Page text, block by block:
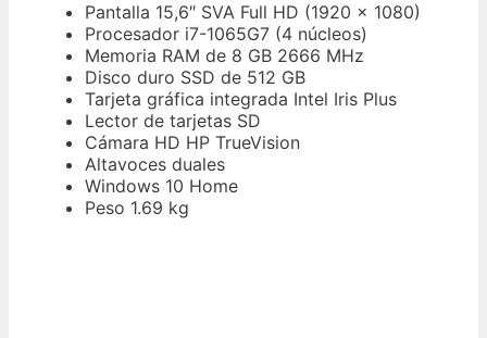
Pantalla 15,6″ SVA Full HD (1920 x 1080)
Procesador i7-1065G7 (4 núcleos)
Memoria RAM de 8 GB 2666 MHz
Disco duro SSD de 512 GB
Tarjeta gráfica integrada Intel Iris Plus
Lector de tarjetas SD
Cámara HD HP TrueVision
Altavoces duales
Windows 10 Home
Peso 1.69 kg